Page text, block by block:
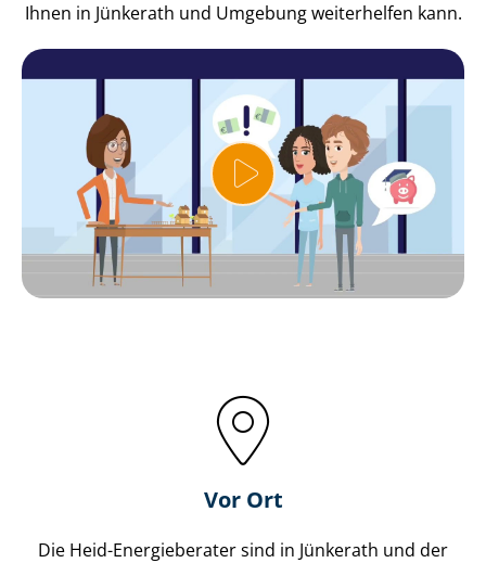
Ihnen in Jünkerath und Umgebung weiterhelfen kann.
Vor Ort
Die Heid-Energieberater sind in Jünkerath und der